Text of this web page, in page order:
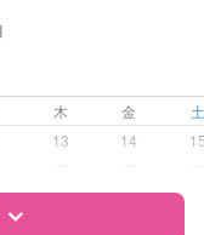
に相談
木 金
13 14